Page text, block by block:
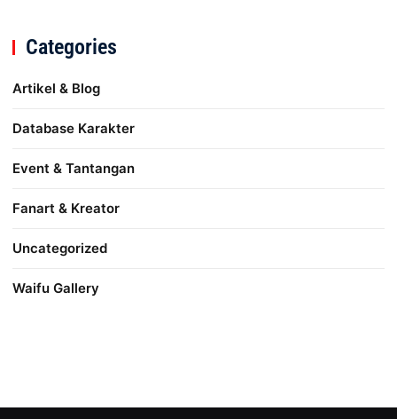
Categories
Artikel & Blog
Database Karakter
Event & Tantangan
Fanart & Kreator
Uncategorized
Waifu Gallery